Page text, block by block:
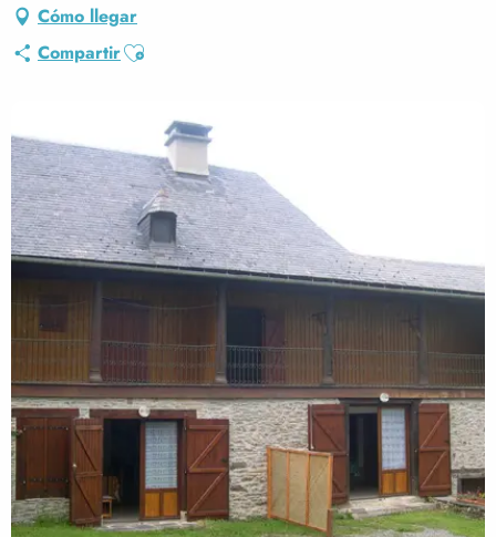
Cómo llegar
CompartirAjouter aux favoris